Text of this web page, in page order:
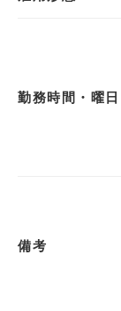
勤務時間・曜日
備考